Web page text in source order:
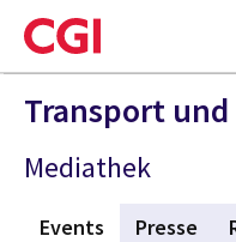
Skip
to
main
content
Transport
Mediathek
Events (active tab)
Presse